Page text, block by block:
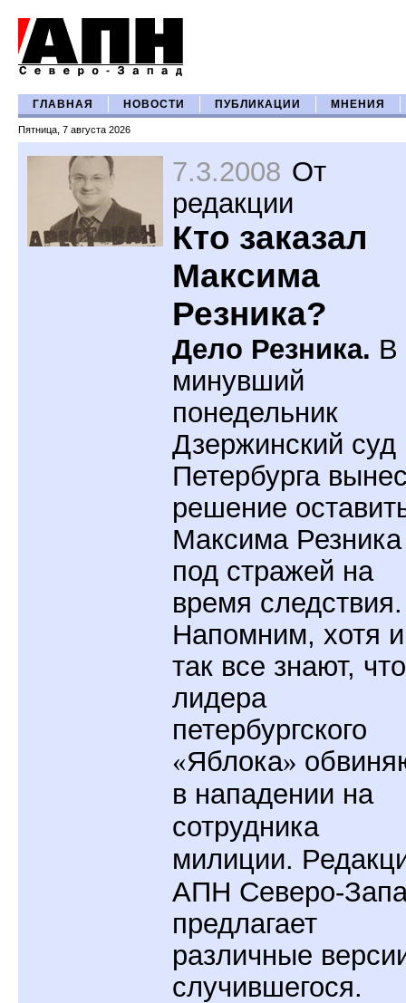
ГЛАВНАЯ НОВОСТИ ПУБЛИКАЦИИ МНЕНИЯ
Пятница, 7 августа 2026
7.3.2008 От
редакции
Кто заказал
Максима
Резника?
Дело Резника. В
минувший
понедельник
Дзержинский суд
Петербурга
решение
Максима Резника
под стражей на
время следствия.
Напомним, хотя и
так все знают, что
лидера
петербургского
«Яблока»
в нападении на
сотрудника
милиции.
АПН Северо-
предлагает
различные
случившегося.